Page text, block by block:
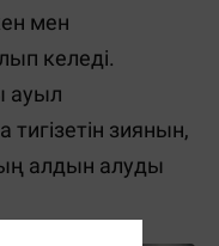
мен
келеді.
ауыл
зиянын,
алдын алуды